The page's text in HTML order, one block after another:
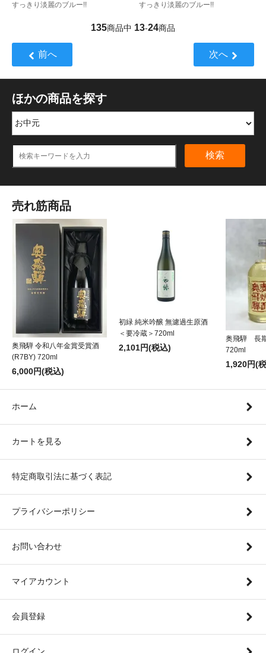
すっきり淡麗のブルー!! すっきり淡麗のブルー!!
135商品中 13-24商品
前へ 次へ
ほかの商品を探す
検索
売れ筋商品
奥飛騨 令和八年金賞受賞酒
(R7BY) 720ml
6,000円(税込)
初緑 純米吟醸 無濾過生原酒
＜要冷蔵＞720ml
2,101円(税込)
奥飛騨 長
720ml
1,920円(
ホーム
カートを見る
特定商取引法に基づく表記
プライバシーポリシー
お問い合わせ
マイアカウント
会員登録
ログイン